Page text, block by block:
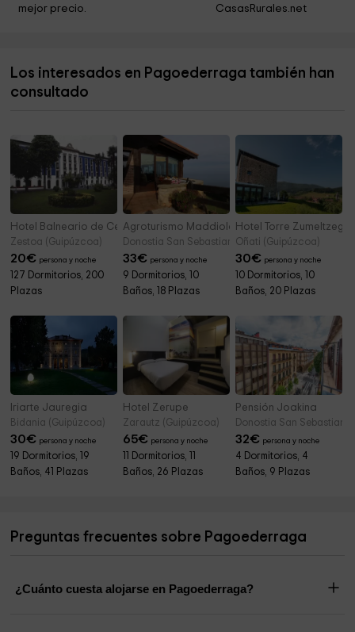
URTINEA 4,4 km
Ayuntamiento De Zarautz 5,5 km
mejor precio.
CasasRurales.net
Los interesados en Pagoederraga también han
consultado
Hotel Balneario de Cestona
Zestoa (Guipúzcoa)
20€ persona y noche
127 Dormitorios, 200
Plazas
Agroturismo Maddiola
Donostia San Sebastian (Guipúzcoa)
33€ persona y noche
9 Dormitorios, 10
Baños, 18 Plazas
Hotel Torre Zumeltzegi
Oñati (Guipúzcoa)
30€ persona y noche
10 Dormitorios, 10
Baños, 20 Plazas
Iriarte Jauregia
Bidania (Guipúzcoa)
30€ persona y noche
19 Dormitorios, 19
Baños, 41 Plazas
Hotel Zerupe
Zarautz (Guipúzcoa)
65€ persona y noche
11 Dormitorios, 11
Baños, 26 Plazas
Pensión Joakina
Donostia San Sebastian
32€ persona y noche
4 Dormitorios, 4
Baños, 9 Plazas
Preguntas frecuentes sobre Pagoederraga
¿Cuánto cuesta alojarse en Pagoederraga?